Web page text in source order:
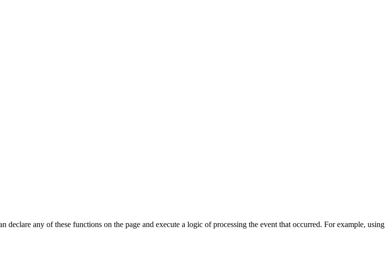
any of these functions on the page and execute a logic of processing the event that occurred. For example, using